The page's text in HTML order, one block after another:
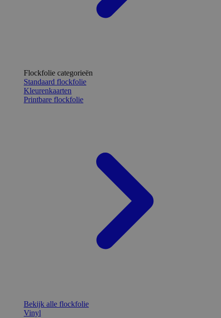
Flockfolie categorieën
Standaard flockfolie
Kleurenkaarten
Printbare flockfolie
Bekijk alle flockfolie
Vinyl